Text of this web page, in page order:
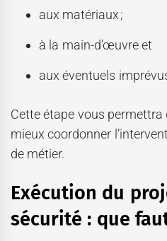
aux matériaux ;
à la main-d’œuvre et
aux éventuels
Cette étape vous permettra
mieux coordonner
de métier.
Exécution du
sécurité : que